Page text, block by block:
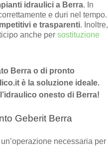
idraulici a Berra. In
e duri nel tempo.
e trasparenti. Inoltre,
anche per sostituzione
Berra o di pronto
è la soluzione ideale.
onesto di Berra!
Geberit Berra
necessaria per